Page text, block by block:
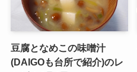
豆腐となめこの味噌汁
(DAIGOも台所で紹介)のレ